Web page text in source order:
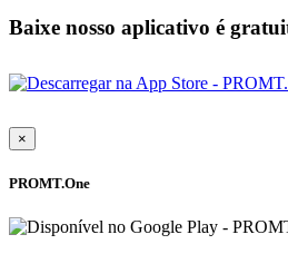
Baixe nosso aplicativo é
×
PROMT.One